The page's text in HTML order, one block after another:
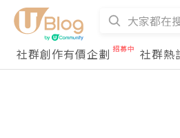
社群創作有價企劃
社群熱